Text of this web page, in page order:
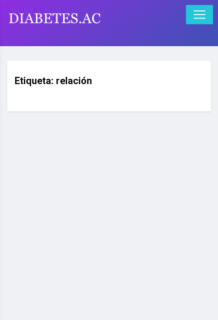
Etiqueta: relación